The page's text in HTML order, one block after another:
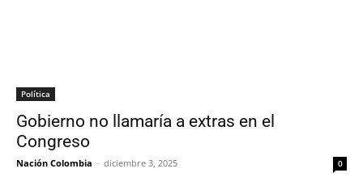
Política
Gobierno no llamaría a extras en el
Congreso
Nación Colombia - diciembre 3, 2025 0